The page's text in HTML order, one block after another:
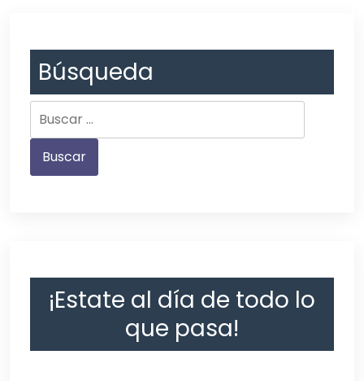
Búsqueda
¡Estate al día de todo lo
que pasa!